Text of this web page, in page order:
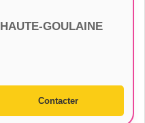
HAUTE-GOULAINE
Contacter